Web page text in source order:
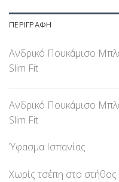
ΠΕΡΙΓΡΑΦΉ
Ανδρικό Πουκάμισο
Slim Fit
Ανδρικό Πουκάμισο
Slim Fit
Ύφασμα Ισπανίας
Χωρίς τσέπη στο στήθος